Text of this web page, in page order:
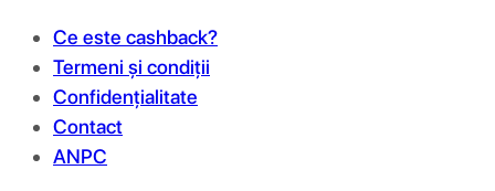
Ce este cashback?
Termeni și condiții
Confidențialitate
Contact
ANPC